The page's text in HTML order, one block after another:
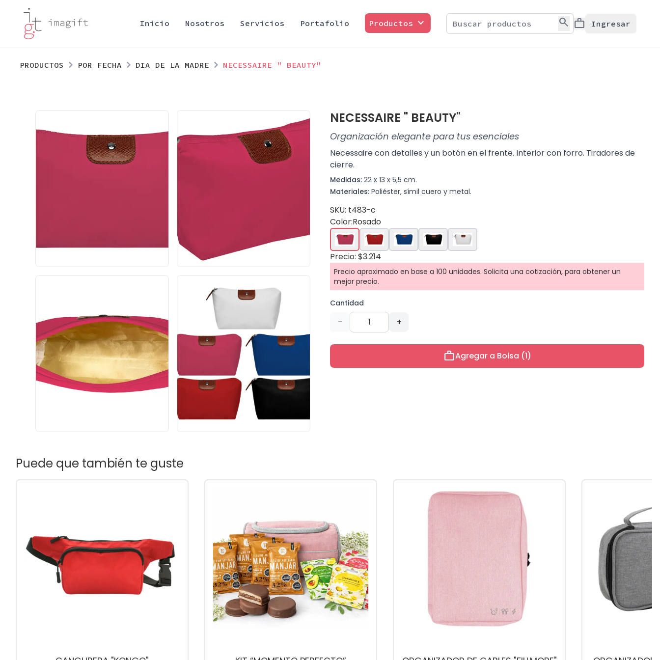
Inicio Nosotros Servicios Portafolio Productos expand_more search work Ingresar
PRODUCTOS POR FECHA DIA DE LA MADRE NECESSAIRE " BEAUTY"
NECESSAIRE " BEAUTY"
Organización elegante para tus esenciales
Necessaire con detalles y un botón en el frente. Interior con forro. Tiradores de
cierre.
Medidas: 22 x 13 x 5,5 cm.
Materiales: Poliéster, símil cuero y metal.
SKU: t483-c
Color:Rosado
Precio: $3.214
Precio aproximado en base a 100 unidades. Solicita una cotización, para obtener un
mejor precio.
Cantidad
- +
workAgregar a Bolsa (1)
Puede que también te guste